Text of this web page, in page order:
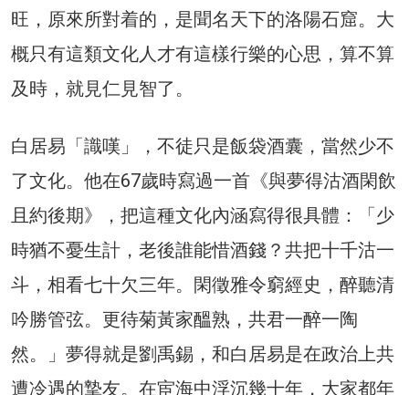
旺，原來所對着的，是聞名天下的洛陽石窟。大
概只有這類文化人才有這樣行樂的心思，算不算
及時，就見仁見智了。
白居易「識嘆」，不徒只是飯袋酒囊，當然少不
了文化。他在67歲時寫過一首《與夢得沽酒閑飲
且約後期》，把這種文化內涵寫得很具體：「少
時猶不憂生計，老後誰能惜酒錢？共把十千沽一
斗，相看七十欠三年。閑徵雅令窮經史，醉聽清
吟勝管弦。更待菊黃家醞熟，共君一醉一陶
然。」夢得就是劉禹錫，和白居易是在政治上共
遭冷遇的摯友。在宦海中浮沉幾十年，大家都年